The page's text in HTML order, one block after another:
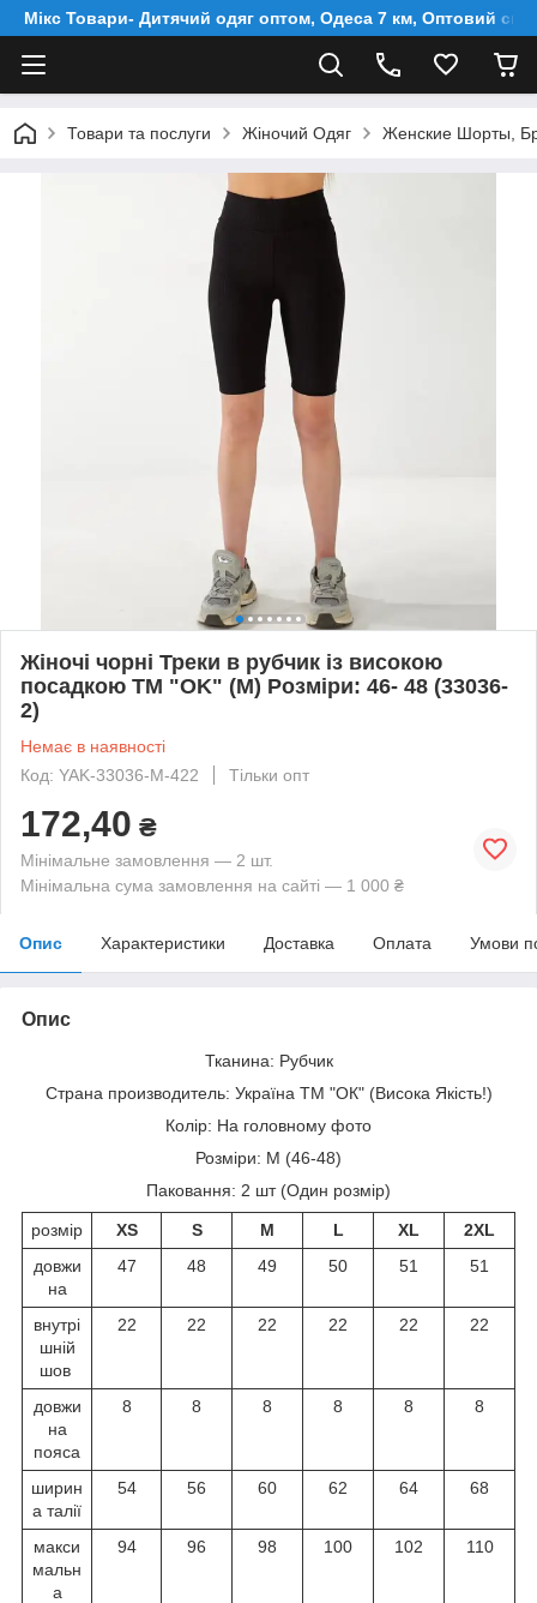
Мікс Товари- Дитячий одяг оптом, Одеса 7 км, Оптовий
Товари та послуги Жіночий Одяг Женские Шорты,
Жіночі чорні Треки в рубчик із високою
посадкою ТМ "OK" (М) Розміри: 46- 48 (33036-
2)
Немає в наявності
Код: YAK-33036-М-422
Тільки опт
172,40 ₴
Мінімальне замовлення — 2 шт.
Мінімальна сума замовлення на сайті — 1 000 ₴
Опис Характеристики Доставка Оплата Умови
Опис
Тканина: Рубчик
Страна производитель: Україна ТМ "ОК" (Висока Якість!)
Колір: На головному фото
Розміри: М (46-48)
Паковання: 2 шт (Один розмір)
розмір XS S M L XL
2XL
довжи
на
47 48 49 50 51 51
внутрі
шній
шов
22 22 22 22 22 22
довжи
на
пояса
8 8 8 8 8 8
ширин
а талії
54 56 60 62 64 68
макси
мальн
а
94 96 98 100 102 110